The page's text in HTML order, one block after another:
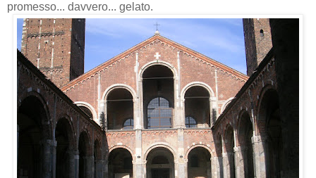
promesso... davvero... gelato.